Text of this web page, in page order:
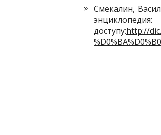
Смекалин,
доступу:http://